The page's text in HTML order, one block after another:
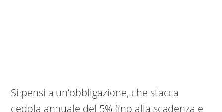
Si pensi a un’obbligazione, che stacca
cedola annuale del 5% fino alla scadenza e